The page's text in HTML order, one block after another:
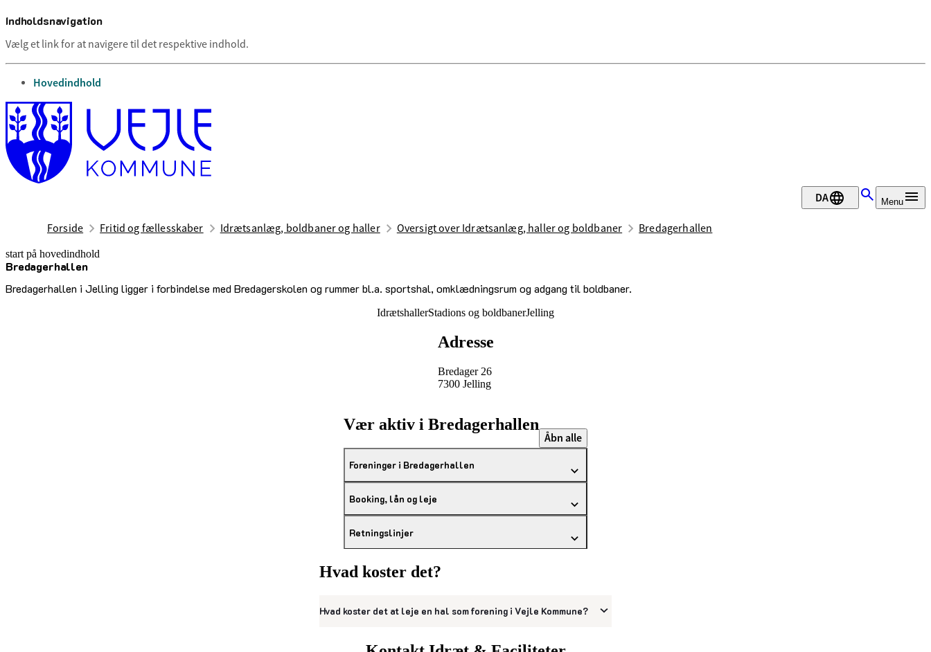
Indholdsnavigation
Vælg et link for at navigere til det respektive indhold.
gå til
Hovedindhold
DA Menu
Forside Fritid og fællesskaber Idrætsanlæg, boldbaner og haller Oversigt over Idrætsanlæg, haller og boldbaner Bredagerhallen
start på hovedindhold
Bredagerhallen
Bredagerhallen i Jelling ligger i forbindelse med Bredagerskolen og rummer bl.a. sportshal, omklædningsrum og adgang til boldbaner.
senest opdateret 17. februar 2026
IdrætshallerStadions og boldbanerJelling
Adresse
Bredager 26
7300 Jelling
Vær aktiv i Bredagerhallen
Åbn alle
Foreninger i Bredagerhallen
Booking, lån og leje
Retningslinjer
Hvad koster det?
Hvad koster det at leje en hal som forening i Vejle Kommune?